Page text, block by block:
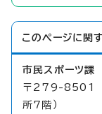
このページに関
市民スポーツ課
〒279-8501 千
所7階）